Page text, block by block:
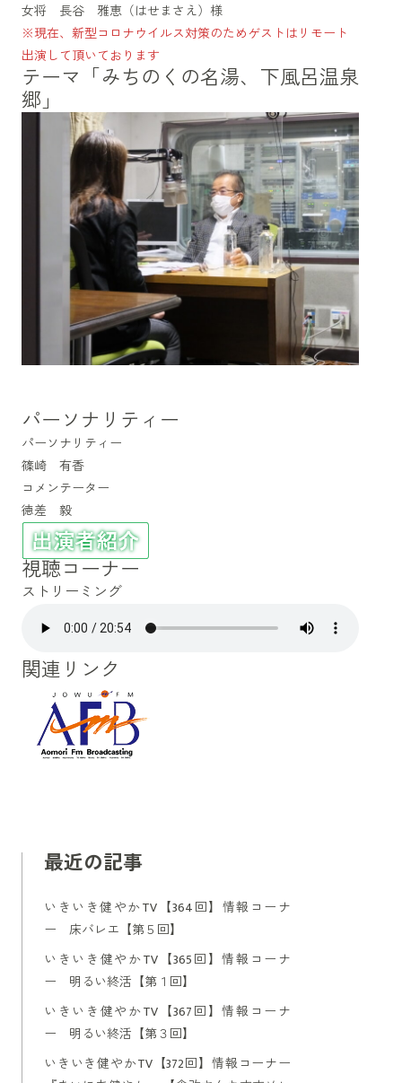
女将 長谷 雅恵（はせまさえ）様
※現在、新型コロナウイルス対策のためゲストはリモート
出演して頂いております
テーマ「みちのくの名湯、下風呂温泉
郷」
パーソナリティー
パーソナリティー
篠崎 有香
コメンテーター
徳差 毅
視聴コーナー
ストリーミング
関連リンク
最近の記事
いきいき健やかTV【364回】情報コーナ
ー 床バレエ【第５回】
いきいき健やかTV【365回】情報コーナ
ー 明るい終活【第１回】
いきいき健やかTV【367回】情報コーナ
ー 明るい終活【第３回】
いきいき健やかTV【372回】情報コーナー